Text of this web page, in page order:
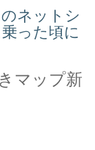
ネットシ
った頃に
マップ新